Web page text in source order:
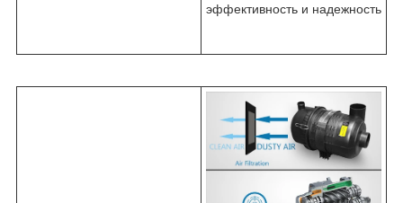
эффективность и надежность